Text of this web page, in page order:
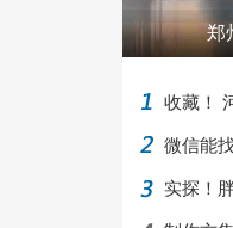
郑
收藏！
微信能
实探！